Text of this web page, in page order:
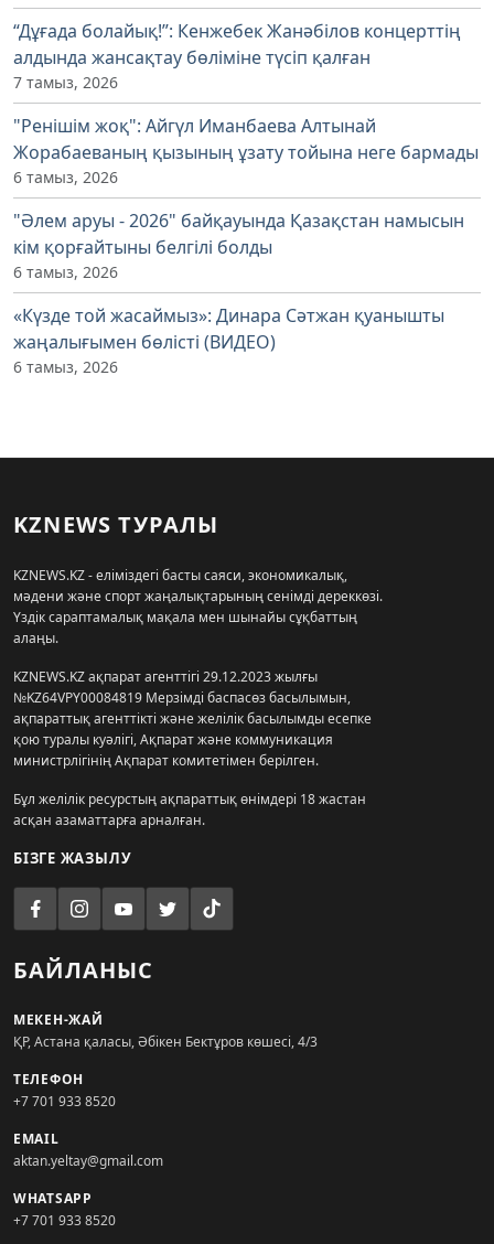
“Дұғада болайық!”: Кенжебек Жанәбілов концерттің
алдында жансақтау бөліміне түсіп қалған
7 тамыз, 2026
"Ренішім жоқ": Айгүл Иманбаева Алтынай
Жорабаеваның қызының ұзату тойына неге бармады
6 тамыз, 2026
"Әлем аруы - 2026" байқауында Қазақстан намысын
кім қорғайтыны белгілі болды
6 тамыз, 2026
«Күзде той жасаймыз»: Динара Сәтжан қуанышты
жаңалығымен бөлісті (ВИДЕО)
6 тамыз, 2026
KZNEWS ТУРАЛЫ
KZNEWS.KZ - еліміздегі басты саяси, экономикалық,
мәдени және спорт жаңалықтарының сенімді дереккөзі.
Үздік сараптамалық мақала мен шынайы сұқбаттың
алаңы.
KZNEWS.KZ ақпарат агенттігі 29.12.2023 жылғы
№KZ64VPY00084819 Мерзімді баспасөз басылымын,
ақпараттық агенттікті және желілік басылымды есепке
қою туралы куәлігі, Ақпарат және коммуникация
министрлігінің Ақпарат комитетімен берілген.
Бұл желілік ресурстың ақпараттық өнімдері 18 жастан
асқан азаматтарға арналған.
БІЗГЕ ЖАЗЫЛУ
БАЙЛАНЫС
МЕКЕН-ЖАЙ
ҚР, Астана қаласы, Әбікен Бектұров көшесі, 4/3
ТЕЛЕФОН
+7 701 933 8520
EMAIL
aktan.yeltay@gmail.com
WHATSAPP
+7 701 933 8520